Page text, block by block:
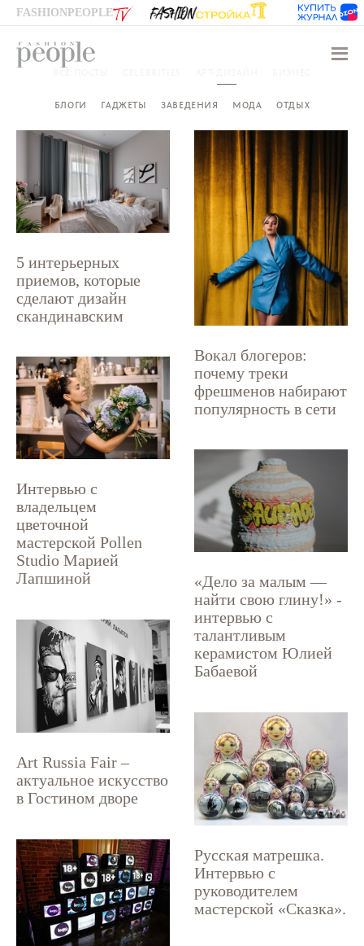
FASHIONPEOPLE
БЛОГИ ГАДЖЕТЫ ЗАВЕДЕНИЯ МОДА ОТДЫХ
5 интерьерных
приемов, которые
сделают дизайн
скандинавским
Вокал блогеров:
почему треки
фрешменов набирают
популярность в сети
Интервью с
владельцем
цветочной
мастерской Pollen
Studio Марией
Лапшиной
«Дело за малым —
найти свою глину!» -
интервью с
талантливым
керамистом Юлией
Бабаевой
Art Russia Fair –
актуальное искусство
в Гостином дворе
Русская матрешка.
Интервью с
руководителем
мастерской «Сказка».